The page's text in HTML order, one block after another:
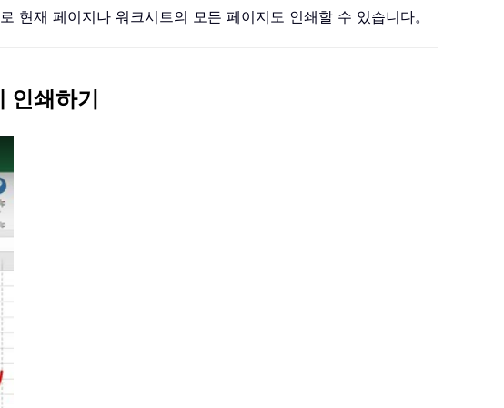
현재 페이지나 워크시트의 모든 페이지도 인쇄할 수 있습니다。
인쇄하기